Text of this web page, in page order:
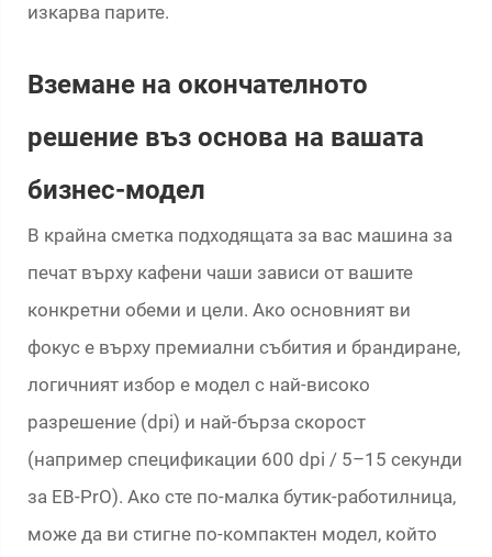
изкарва парите.
Вземане на окончателното
решение въз основа на вашата
бизнес-модел
В крайна сметка подходящата за вас машина за
печат върху кафени чаши зависи от вашите
конкретни обеми и цели. Ако основният ви
фокус е върху премиални събития и брандиране,
логичният избор е модел с най-високо
разрешение (dpi) и най-бърза скорост
(например спецификации 600 dpi / 5–15 секунди
за EB-PrO). Ако сте по-малка бутик-работилница,
може да ви стигне по-компактен модел, който